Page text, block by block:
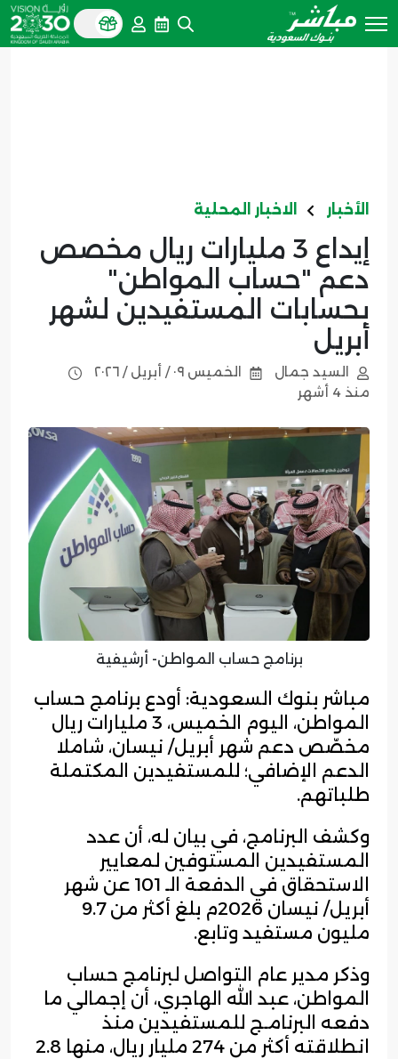
الأخبار الاخبار المحلية
إيداع 3 مليارات ريال مخصص
دعم "حساب المواطن"
بحسابات المستفيدين لشهر
أبريل
السيد جمال
الخميس ٠٩ / أبريل / ٢٠٢٦
منذ 4 أشهر
برنامج حساب المواطن- أرشيفية
مباشر بنوك السعودية: أودع برنامج حساب
المواطن، اليوم الخميس، 3 مليارات ريال
مخصّص دعم شهر أبريل/ نيسان، شاملا
الدعم الإضافي؛ للمستفيدين المكتملة
طلباتهم.
وكشف البرنامج، في بيان له، أن عدد
المستفيدين المستوفين لمعايير
الاستحقاق في الدفعة الـ 101 عن شهر
أبريل/ نيسان 2026م بلغ أكثر من 9.7
مليون مستفيد وتابع.
وذكر مدير عام التواصل لبرنامج حساب
المواطن، عبد الله الهاجري، أن إجمالي ما
دفعه البرنامـج للمستفيدين منذ
انطلاقته أكثر من 274 مليار ريال، منها 2.8